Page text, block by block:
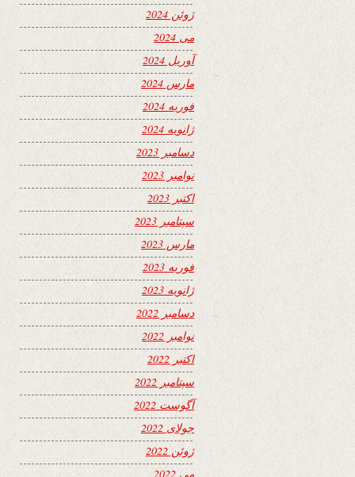
ژوئن 2024
می 2024
آوریل 2024
مارس 2024
فوریه 2024
ژانویه 2024
دسامبر 2023
نوامبر 2023
اکتبر 2023
سپتامبر 2023
مارس 2023
فوریه 2023
ژانویه 2023
دسامبر 2022
نوامبر 2022
اکتبر 2022
سپتامبر 2022
آگوست 2022
جولای 2022
ژوئن 2022
می 2022